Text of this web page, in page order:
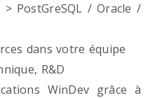
PostGreSQL / Oracle /
dans votre équipe
R&D
WinDev grâce à